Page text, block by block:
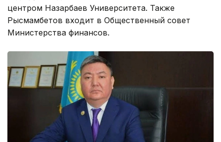
центром Назарбаев Университета. Также
Рысмамбетов входит в Общественный совет
Министерства финансов.